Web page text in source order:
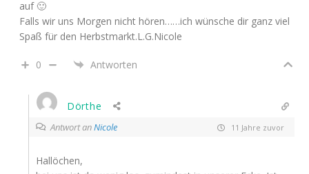
auf 🙂
Falls wir uns Morgen nicht hören……ich wünsche dir ganz viel
Spaß für den Herbstmarkt.L.G.Nicole
0 Antworten
Dörthe
Antwort anNicole 11 Jahre zuvor
Hallöchen,